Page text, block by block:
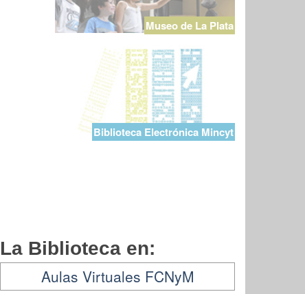
Museo de La Plata
Biblioteca Electrónica Mincyt
La Biblioteca en:
Aulas Virtuales FCNyM